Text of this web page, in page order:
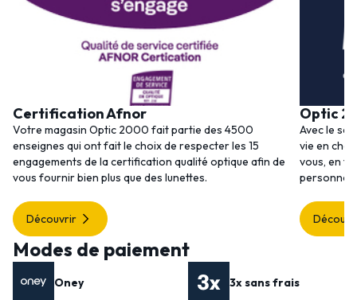
Certification Afnor
Votre magasin Optic 2000 fait partie des 4500
enseignes qui ont fait le choix de respecter les 15
engagements de la certification qualité optique afin de
vous fournir bien plus que des lunettes.
Découvrir
Optic
Avec le
vie en
vous, en
Modes de paiement
Oney 3x sans frais